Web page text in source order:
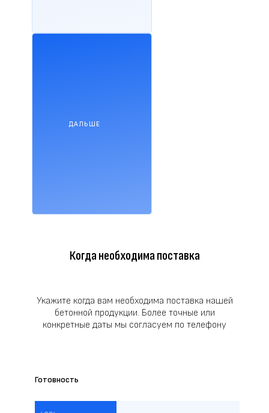
ДАЛЬШЕ
Когда необходима поставка
Укажите когда вам необходима поставка нашей
бетонной продукции. Более точные или
конкретные даты мы согласуем по телефону
Готовность